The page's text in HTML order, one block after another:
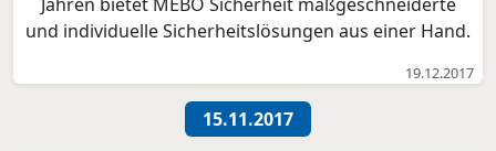
und individuelle Sicherheitslösungen aus einer Hand.
Welt natürlich genauso wichtig, wie in der realen.
Hier bietet der Sicherheitsdienstleister seinen...
19.12.2017
15.11.2017